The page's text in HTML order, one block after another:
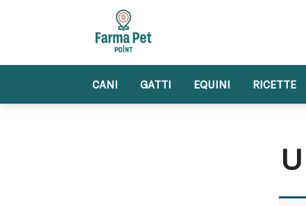
CANI GATTI EQUINI RICETTE